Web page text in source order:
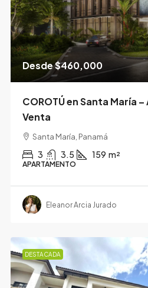
Desde$460,000
COROTÚ en Santa María
Venta
Santa María, Panamá
3 3.5 159 m²
APARTAMENTO
Eleanor Arcia Jurado
DESTACADA